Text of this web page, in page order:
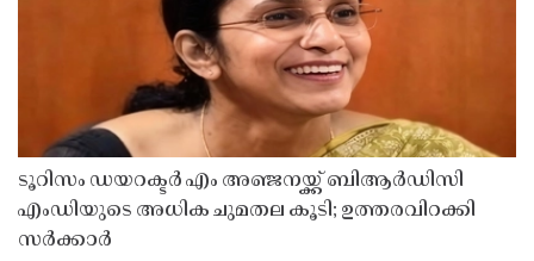
ടൂറിസം ഡയറക്ടർ എം അഞ്ജനയ്ക്ക് ബിആർഡിസി
എംഡിയുടെ അധിക ചുമതല കൂടി; ഉത്തരവിറക്കി
സർക്കാർ